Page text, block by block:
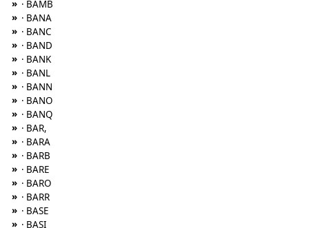
» · BAMB
» · BANA
» · BANC
» · BAND
» · BANK
» · BANL
» · BANN
» · BANO
» · BANQ
» · BAR,
» · BARA
» · BARB
» · BARE
» · BARO
» · BARR
» · BASE
» · BASI